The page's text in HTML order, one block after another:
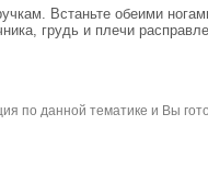
Встаньте обеими
грудь и плечи
по данной тематике и Вы